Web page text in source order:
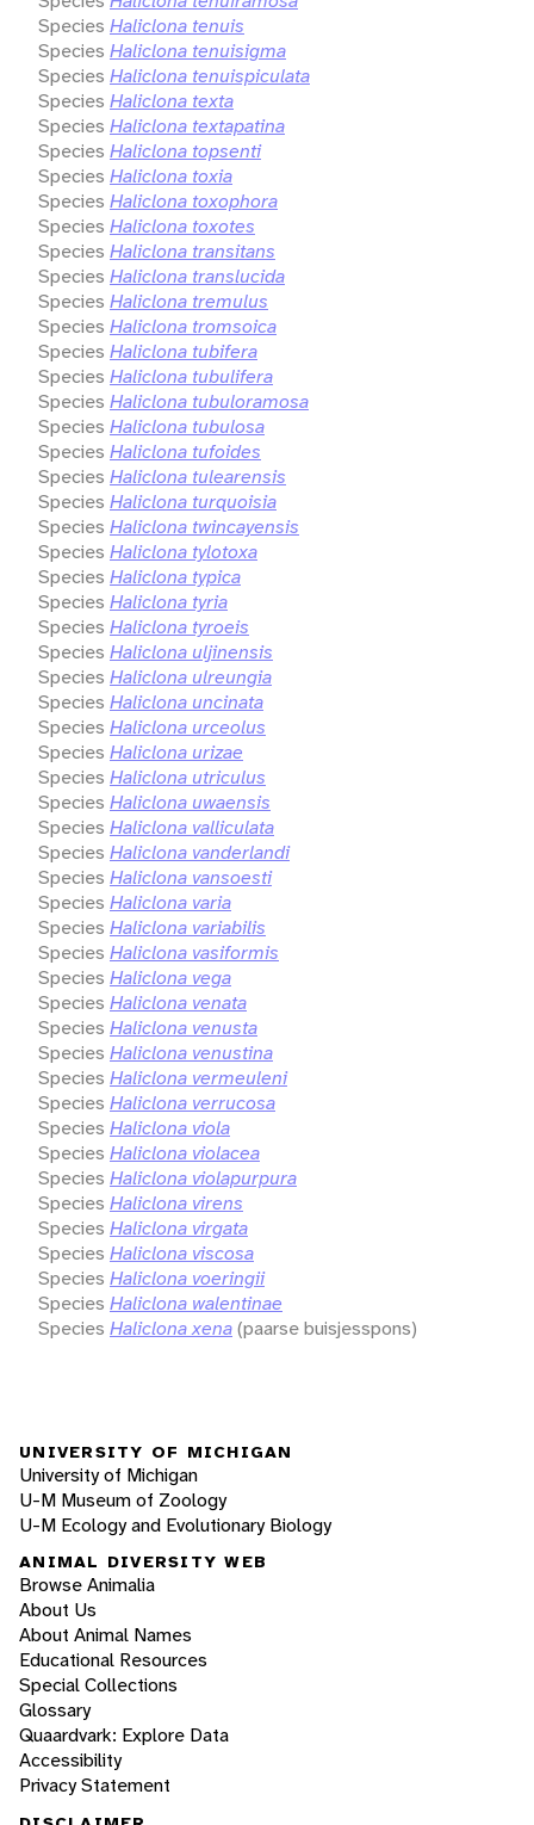
Species Haliclona tenuis
Species Haliclona tenuisigma
Species Haliclona tenuispiculata
Species Haliclona texta
Species Haliclona textapatina
Species Haliclona topsenti
Species Haliclona toxia
Species Haliclona toxophora
Species Haliclona toxotes
Species Haliclona transitans
Species Haliclona translucida
Species Haliclona tremulus
Species Haliclona tromsoica
Species Haliclona tubifera
Species Haliclona tubulifera
Species Haliclona tubuloramosa
Species Haliclona tubulosa
Species Haliclona tufoides
Species Haliclona tulearensis
Species Haliclona turquoisia
Species Haliclona twincayensis
Species Haliclona tylotoxa
Species Haliclona typica
Species Haliclona tyria
Species Haliclona tyroeis
Species Haliclona uljinensis
Species Haliclona ulreungia
Species Haliclona uncinata
Species Haliclona urceolus
Species Haliclona urizae
Species Haliclona utriculus
Species Haliclona uwaensis
Species Haliclona valliculata
Species Haliclona vanderlandi
Species Haliclona vansoesti
Species Haliclona varia
Species Haliclona variabilis
Species Haliclona vasiformis
Species Haliclona vega
Species Haliclona venata
Species Haliclona venusta
Species Haliclona venustina
Species Haliclona vermeuleni
Species Haliclona verrucosa
Species Haliclona viola
Species Haliclona violacea
Species Haliclona violapurpura
Species Haliclona virens
Species Haliclona virgata
Species Haliclona viscosa
Species Haliclona voeringii
Species Haliclona walentinae
Species Haliclona xena(paarse buisjesspons)
UNIVERSITY OF MICHIGAN
University of Michigan
U-M Museum of Zoology
U-M Ecology and Evolutionary Biology
ANIMAL DIVERSITY WEB
Browse Animalia
About Us
About Animal Names
Educational Resources
Special Collections
Glossary
Quaardvark: Explore Data
Accessibility
Privacy Statement